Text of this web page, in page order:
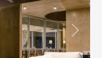
Next